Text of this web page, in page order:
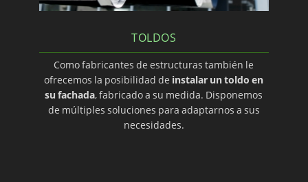
TOLDOS
Como fabricantes de estructuras también le
ofrecemos la posibilidad de instalar un toldo en
su fachada, fabricado a su medida. Disponemos
de múltiples soluciones para adaptarnos a sus
necesidades.